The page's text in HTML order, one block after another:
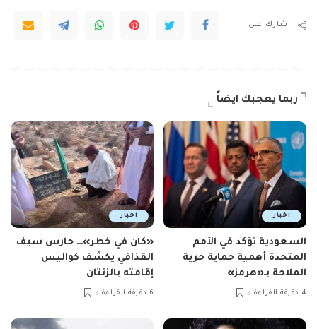
شارك على
ربما يعجبك ايضاً
اخبار
السعودية تؤكد في الأمم
المتحدة أهمية حماية حرية
الملاحة بـ«هرمز»
4 دقيقة للقراءة
اخبار
«كان في خطر»… حارس سيف
القذافي يكشف كواليس
إقامته بالزنتان
6 دقيقة للقراءة